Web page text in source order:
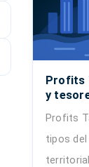
Profits
y
Profits
tipos del